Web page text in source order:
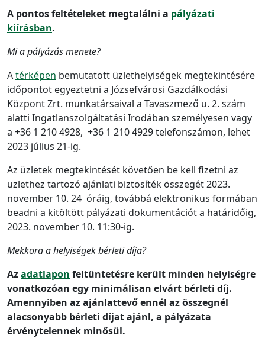
A pontos feltételeket megtalálni a pályázati
kiírásban.
Mi a pályázás menete?
Atérképen bemutatott üzlethelyiségek megtekintésére
időpontot egyeztetni a Józsefvárosi Gazdálkodási
Központ Zrt. munkatársaival a Tavaszmező u. 2. szám
alatti Ingatlanszolgáltatási Irodában személyesen vagy
a +36 1 210 4928, +36 1 210 4929 telefonszámon, lehet
2023 július 21-ig.
Az üzletek megtekintését követően be kell fizetni az
üzlethez tartozó ajánlati biztosíték összegét 2023.
november 10. 24 óráig, továbbá elektronikus formában
beadni a kitöltött pályázati dokumentációt a határidőig,
2023. november 10. 11:30-ig.
Mekkora a helyiségek bérleti díja?
Azadatlapon feltüntetésre került minden helyiségre
vonatkozóan egy minimálisan elvárt bérleti díj.
Amennyiben az ajánlattevő ennél az összegnél
alacsonyabb bérleti díjat ajánl, a pályázata
érvénytelennek minősül.